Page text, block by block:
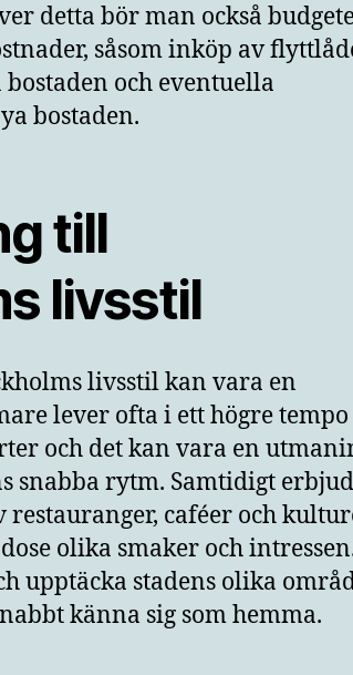
detta bör man också
såsom inköp av
och eventuella
bostaden.
till
livsstil
livsstil kan vara en
lever ofta i ett högre tempo
och det kan vara en
snabba rytm. Samtidigt
restauranger, caféer och
olika smaker och
upptäcka stadens olika
känna sig som hemma.